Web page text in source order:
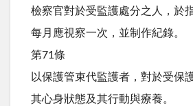
檢察官對於受監護處分之人，於
每月應視察一次，並制作紀錄。
第71條
以保護管束代監護者，對於受保
其心身狀態及其行動與療養。